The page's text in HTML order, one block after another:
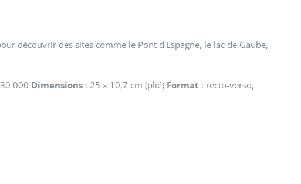
découvrir des sites comme le Pont d'Espagne, le lac de Gaube,
000 Dimensions : 25 x 10,7 cm (plié) Format : recto-verso,